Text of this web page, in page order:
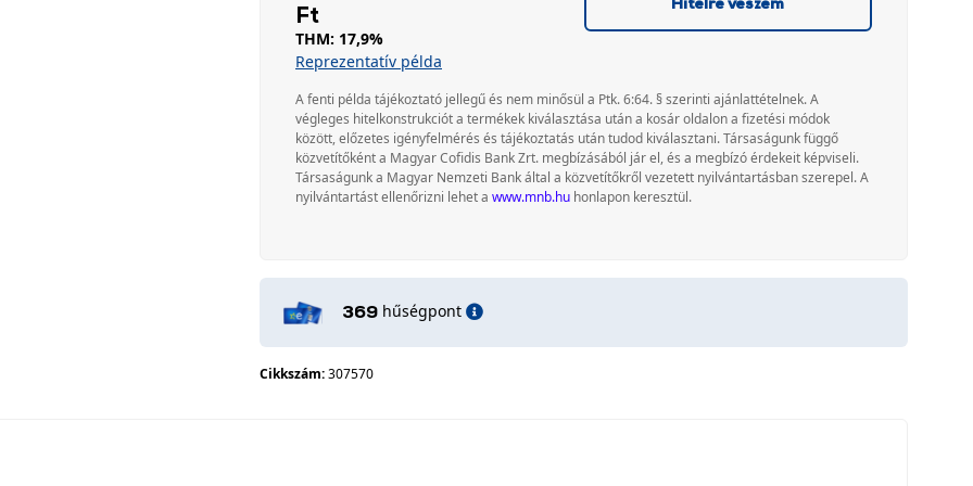
Ft
THM: 17,9%
Reprezentatív példa
A fenti példa tájékoztató jellegű és nem minősül a Ptk. 6:64. § szerinti ajánlattételnek. A
végleges hitelkonstrukciót a termékek kiválasztása után a kosár oldalon a fizetési módok
között, előzetes igényfelmérés és tájékoztatás után tudod kiválasztani. Társaságunk függő
közvetítőként a Magyar Cofidis Bank Zrt. megbízásából jár el, és a megbízó érdekeit képviseli.
Társaságunk a Magyar Nemzeti Bank által a közvetítőkről vezetett nyilvántartásban szerepel. A
nyilvántartást ellenőrizni lehet a www.mnb.hu honlapon keresztül.
369 hűségpont
Cikkszám:307570